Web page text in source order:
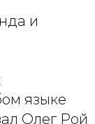
и
языке
Олег Рой